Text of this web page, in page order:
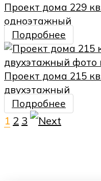
Проект дома 229
одноэтажный
Подробнее
Проект дома 215
двухэтажный
Подробнее
1 2 3